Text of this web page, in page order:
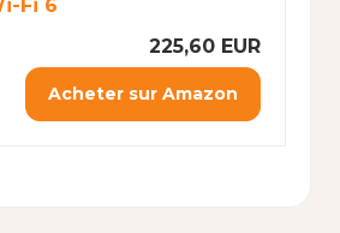
Fi 6
225,60 EUR
Acheter sur Amazon